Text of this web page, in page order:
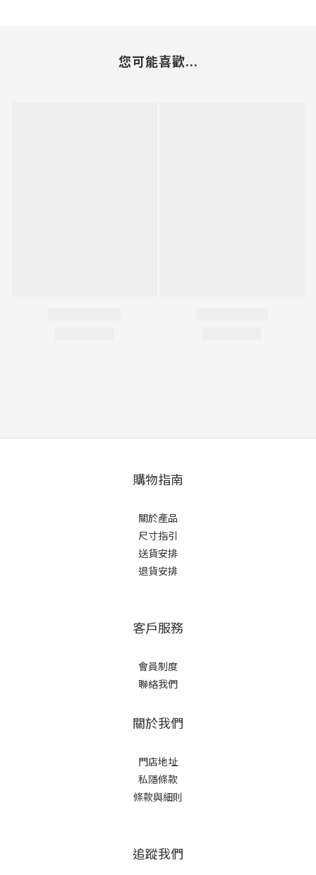
您可能喜歡...
購物指南
關於產品
尺寸指引
送貨安排
退貨安排
客戶服務
會員制度
聯絡我們
關於我們
門店地址
私隱條款
條款與細則
追蹤我們